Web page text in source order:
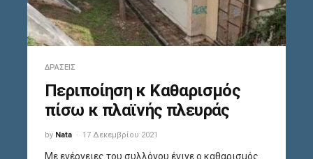
ΔΡΆΣΕΙΣ
Περιποίηση κ Καθαρισμός
πίσω κ πλαϊνής πλευράς
by Nata 17 Δεκεμβρίου 2021
Με ενέργειες του συλλόγου έγινε ο καθαρισμός